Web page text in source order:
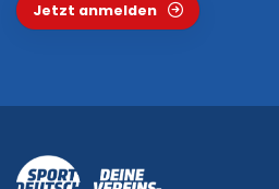
Jetzt anmelden